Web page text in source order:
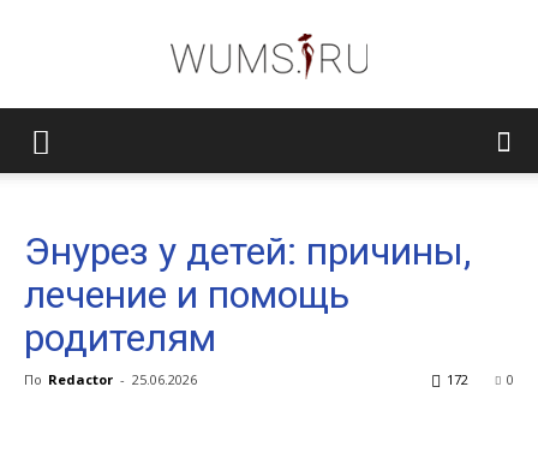
журнал
Энурез у детей: причины,
лечение и помощь
родителям
По Redactor - 25.06.2026 0
172